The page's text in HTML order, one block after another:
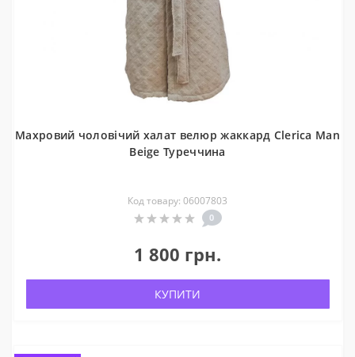
Махровий чоловічий халат велюр жаккард Clerica Man
Beige Туреччина
Код товару: 06007803
0
1 800 грн.
КУПИТИ